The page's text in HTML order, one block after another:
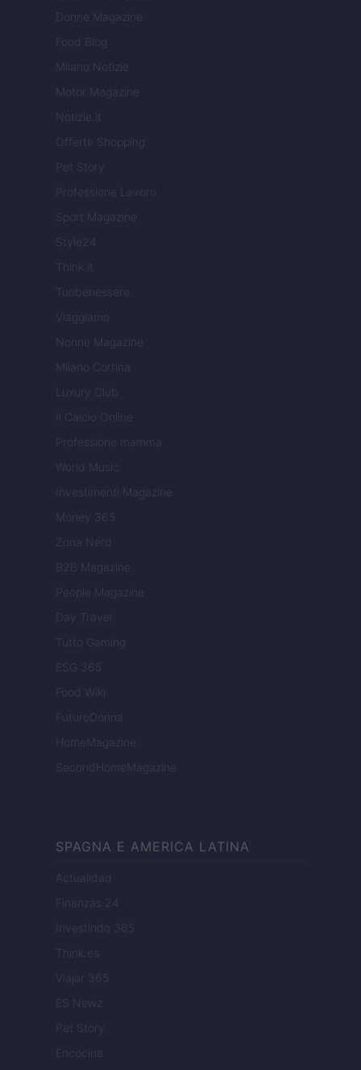
Donne Magazine
Food Blog
Milano Notizie
Motor Magazine
Notizie.it
Offerte Shopping
Pet Story
Professione Lavoro
Sport Magazine
Style24
Think.it
Tuobenessere
Viaggiamo
Nonne Magazine
Milano Cortina
Luxury Club
Il Calcio Online
Professione mamma
World Music
Investimenti Magazine
Money 365
Zona Nerd
B2B Magazine
People Magazine
Day Travel
Tutto Gaming
ESG 365
Food Wiki
FuturoDonna
HomeMagazine
SecondHomeMagazine
SPAGNA E AMERICA LATINA
Actualidad
Finanzas 24
Investindo 365
Think.es
Viajar 365
ES Newz
Pet Story
Encocina